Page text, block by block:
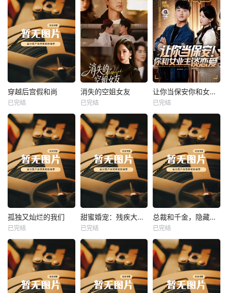
热播
未知
穿越后宫假和尚
已完结
热播
未知
消失的空姐女友
已完结
热播
未知
让你当保安你和女业主谈恋爱
已完结
热播
未知
孤独又灿烂的我们
已完结
热播
未知
甜蜜婚宠：残疾大佬夜夜撩
已完结
热播
未知
总裁和千金，隐藏身份闪婚了
已完结